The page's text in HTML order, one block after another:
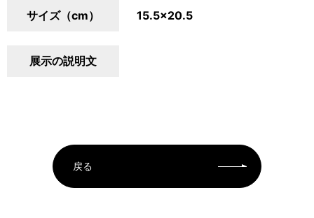
サイズ（cm） 15.5×20.5
展示の説明文
戻る